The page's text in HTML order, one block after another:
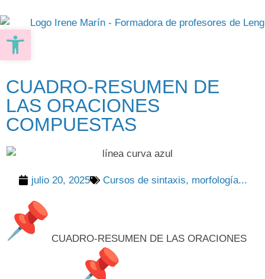
CUADRO-RESUMEN DE
LAS ORACIONES
COMPUESTAS
julio 20, 2025 Cursos de sintaxis, morfología...
CUADRO-RESUMEN DE LAS ORACIONES
Abrir barra de herramientas